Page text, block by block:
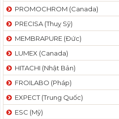
PROMOCHROM (Canada)
PRECISA (Thuỵ Sỹ)
MEMBRAPURE (Đức)
LUMEX (Canada)
HITACHI (Nhật Bản)
FROILABO (Pháp)
EXPECT (Trung Quốc)
ESC (Mỹ)